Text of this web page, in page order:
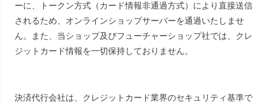
ーに、トークン方式（カード情報非通過方式）により直接送信
されるため、オンラインショップサーバーを通過いたしませ
ん。また、当ショップ及びフューチャーショップ社では、クレ
ジットカード情報を一切保持しておりません。
決済代行会社は、クレジットカード業界のセキュリティ基準で